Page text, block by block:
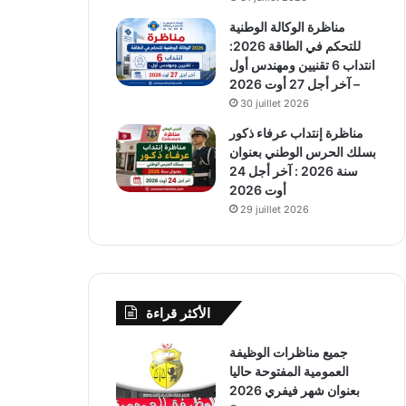
مناظرة الوكالة الوطنية
للتحكم في الطاقة 2026:
انتداب 6 تقنيين ومهندس أول
– آخر أجل 27 أوت 2026
30 juillet 2026
مناظرة إنتداب عرفاء ذكور
بسلك الحرس الوطني بعنوان
سنة 2026 : آخر أجل 24
أوت 2026
29 juillet 2026
الأكثر قراءة
جميع مناظرات الوظيفة
العمومية المفتوحة حاليا
بعنوان شهر فيفري 2026